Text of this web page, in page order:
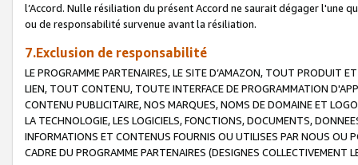
l’Accord. Nulle résiliation du présent Accord ne saurait dégager l'une
ou de responsabilité survenue avant la résiliation.
7.Exclusion de responsabilité
LE PROGRAMME PARTENAIRES, LE SITE D’AMAZON, TOUT PRODUIT
LIEN, TOUT CONTENU, TOUTE INTERFACE DE PROGRAMMATION
CONTENU PUBLICITAIRE, NOS MARQUES, NOMS DE DOMAINE ET
LA TECHNOLOGIE, LES LOGICIELS, FONCTIONS, DOCUMENTS,
INFORMATIONS ET CONTENUS FOURNIS OU UTILISES PAR NOUS OU
CADRE DU PROGRAMME PARTENAIRES (DESIGNES COLLECTIVEMENT